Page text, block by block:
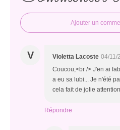
Ajouter un
V Violetta Lacoste 04/11/
Coucou,<br /> J'en ai
a eu sa lubi... Je n'été
cela fait de jolie
Répondre